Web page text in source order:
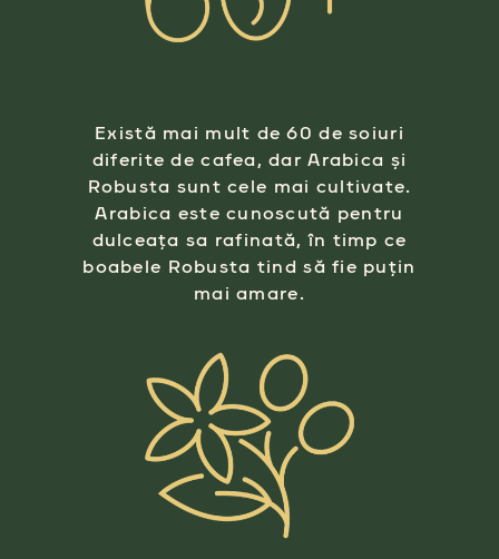
Există mai mult de 60 de soiuri
diferite de cafea, dar Arabica și
Robusta sunt cele mai cultivate.
Arabica este cunoscută pentru
dulceața sa rafinată, în timp ce
boabele Robusta tind să fie puțin
mai amare.